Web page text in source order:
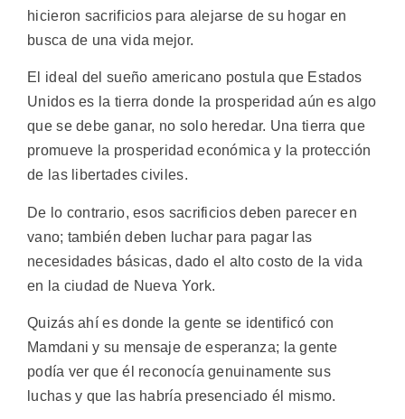
hicieron sacrificios para alejarse de su hogar en
busca de una vida mejor.
El ideal del sueño americano postula que Estados
Unidos es la tierra donde la prosperidad aún es algo
que se debe ganar, no solo heredar. Una tierra que
promueve la prosperidad económica y la protección
de las libertades civiles.
De lo contrario, esos sacrificios deben parecer en
vano; también deben luchar para pagar las
necesidades básicas, dado el alto costo de la vida
en la ciudad de Nueva York.
Quizás ahí es donde la gente se identificó con
Mamdani y su mensaje de esperanza; la gente
podía ver que él reconocía genuinamente sus
luchas y que las habría presenciado él mismo.